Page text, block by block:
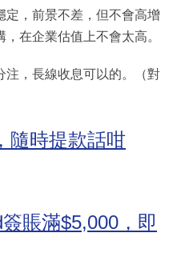
定，前景不差，但不會高增
在企業估值上不會太高。
注，長線收息可以的。（對
隨時提款話咁
賬滿$5,000，即